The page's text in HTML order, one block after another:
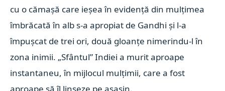
cu o cămaşă care ieşea în evidenţă din mulţimea
îmbrăcată în alb s-a apropiat de Gandhi şi l-a
împuşcat de trei ori, două gloanţe nimerindu-l în
zona inimii. „Sfântul” Indiei a murit aproape
instantaneu, în mijlocul mulţimii, care a fost